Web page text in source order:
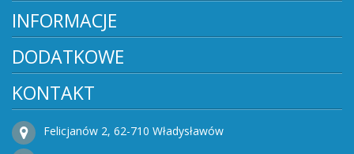
INFORMACJE
DODATKOWE
KONTAKT
Felicjanów 2, 62-710 Władysławów